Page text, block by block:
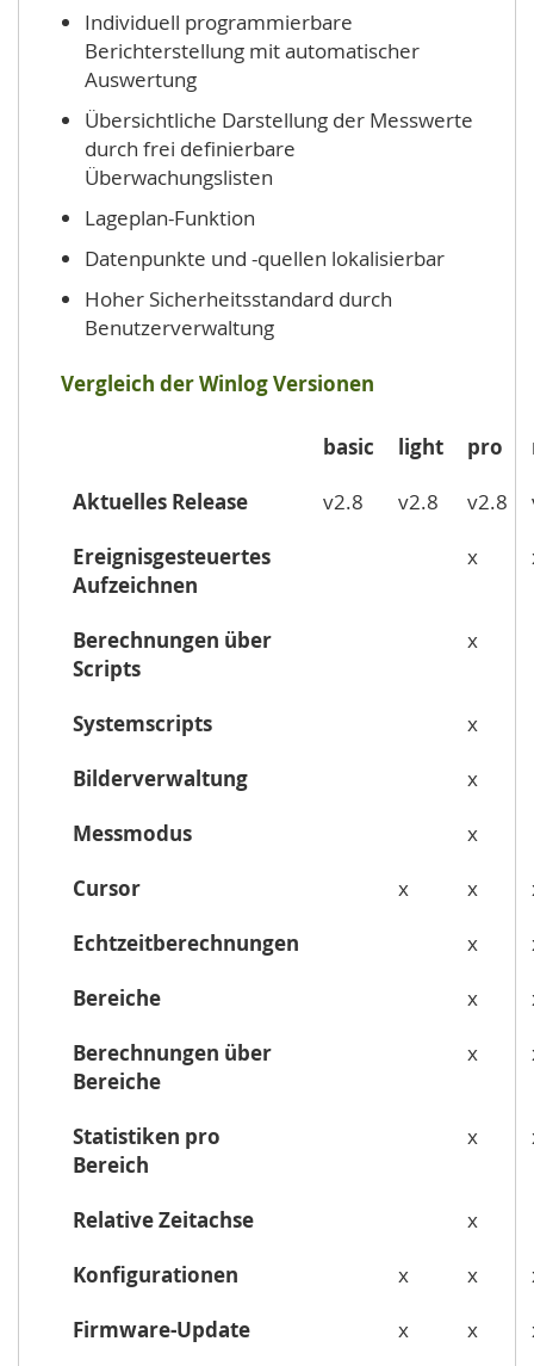
Individuell programmierbare
Berichterstellung mit automatischer
Auswertung
Übersichtliche Darstellung der Messwerte
durch frei definierbare
Überwachungslisten
Lageplan-Funktion
Datenpunkte und -quellen lokalisierbar
Hoher Sicherheitsstandard durch
Benutzerverwaltung
Vergleich der Winlog Versionen
basic light pro
Aktuelles Release
v2.8 v2.8 v2.8
Ereignisgesteuertes
Aufzeichnen
x
Berechnungen über
Scripts
x
Systemscripts
x
Bilderverwaltung
x
Messmodus
x
Cursor
x x
Echtzeitberechnungen
x
Bereiche
x
Berechnungen über
Bereiche
x
Statistiken pro
Bereich
x
Relative Zeitachse
x
Konfigurationen
x x
Firmware-Update
x x